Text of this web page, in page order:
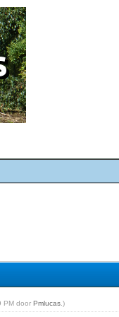
PM doorPmlucas .)